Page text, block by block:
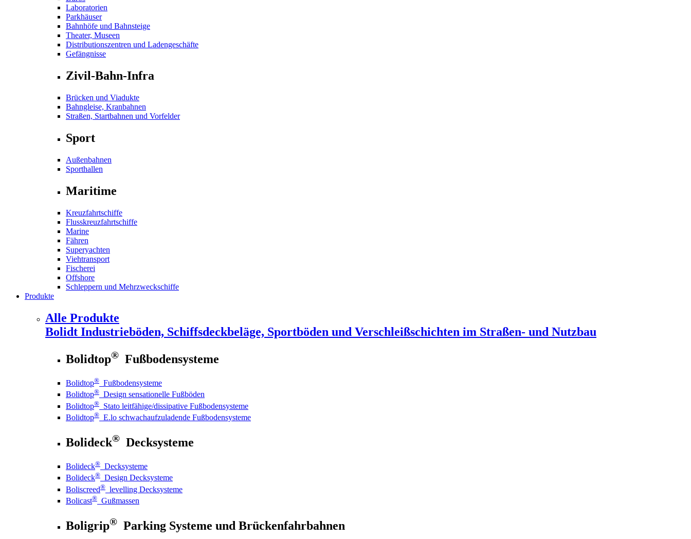
Laboratorien
Parkhäuser
Bahnhöfe und Bahnsteige
Theater, Museen
Distributionszentren und Ladengeschäfte
Gefängnisse
Zivil-Bahn-Infra
Brücken und Viadukte
Bahngleise, Kranbahnen
Straßen, Startbahnen und Vorfelder
Sport
Außenbahnen
Sporthallen
Maritime
Kreuzfahrtschiffe
Flusskreuzfahrtschiffe
Marine
Fähren
Superyachten
Viehtransport
Fischerei
Offshore
Schleppern und Mehrzweckschiffe
Produkte
Alle Produkte
Bolidt Industrieböden, Schiffsdeckbeläge, Sportböden und Verschleißschichten im Straßen- und Nutzbau
Bolidtop® Fußbodensysteme
Bolidtop® Fußbodensysteme
Bolidtop® Design sensationelle Fußböden
Bolidtop® Stato leitfähige/dissipative Fußbodensysteme
Bolidtop® E.lo schwachaufzuladende Fußbodensysteme
Bolideck® Decksysteme
Bolideck® Decksysteme
Bolideck® Design Decksysteme
Boliscreed® levelling Decksysteme
Bolicast® Gußmassen
Boligrip® Parking Systeme und Brückenfahrbahnen